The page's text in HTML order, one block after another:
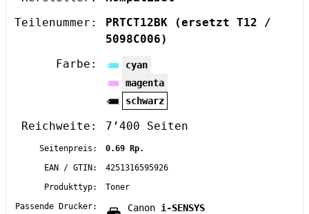
Teilenummer:
PRTCT12BK
(ersetzt T12 /
5098C006)
Farbe:
cyan
magenta
schwarz
Reichweite: 7’400 Seiten
Seitenpreis:
0.69 Rp.
EAN / GTIN:
4251316595926
Produkttyp:
Toner
Passende Drucker:
Canon i-SENSYS